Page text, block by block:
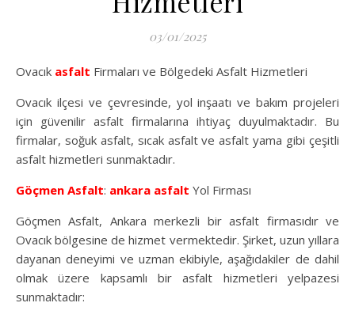
03/01/2025
Ovacık asfalt Firmaları ve Bölgedeki Asfalt Hizmetleri
Ovacık ilçesi ve çevresinde, yol inşaatı ve bakım projeleri
için güvenilir asfalt firmalarına ihtiyaç duyulmaktadır. Bu
firmalar, soğuk asfalt, sıcak asfalt ve asfalt yama gibi çeşitli
asfalt hizmetleri sunmaktadır.
Göçmen Asfalt: ankara asfalt Yol Firması
Göçmen Asfalt, Ankara merkezli bir asfalt firmasıdır ve
Ovacık bölgesine de hizmet vermektedir. Şirket, uzun yıllara
dayanan deneyimi ve uzman ekibiyle, aşağıdakiler de dahil
olmak üzere kapsamlı bir asfalt hizmetleri yelpazesi
sunmaktadır: